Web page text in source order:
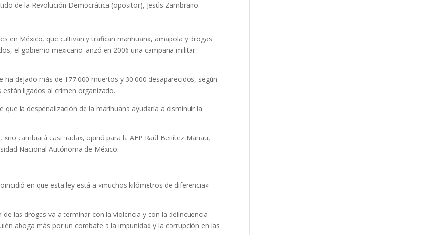
de la Revolución Democrática (opositor), Jesús Zambrano.
en México, que cultivan y trafican marihuana, amapola y drogas
el gobierno mexicano lanzó en 2006 una campaña militar
dejado más de 177.000 muertos y 30.000 desaparecidos, según
ligados al crimen organizado.
la despenalización de la marihuana ayudaría a disminuir la
cambiará casi nada», opinó para la AFP Raúl Benítez Manau,
Nacional Autónoma de México.
en que esta ley está a «muchos kilómetros de diferencia»
las drogas va a terminar con la violencia y con la delincuencia
aboga más por un combate a la impunidad y la corrupción en las